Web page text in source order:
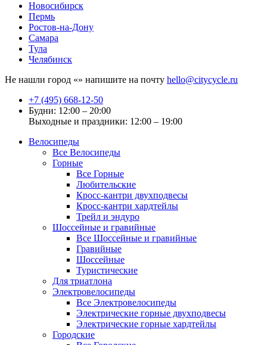
Новосибирск
Пермь
Ростов-на-Дону
Самара
Тула
Челябинск
Не нашли город «» напишите на почту hello@citycycle.ru
+7 (495) 668-12-50
Будни: 12:00 – 20:00
Выходные и праздники: 12:00 – 19:00
Велосипеды
Все Велосипеды
Горные
Все Горные
Любительские
Кросс-кантри двухподвесы
Кросс-кантри хардтейлы
Трейл и эндуро
Шоссейные и гравийные
Все Шоссейные и гравийные
Гравийные
Шоссейные
Туристические
Для триатлона
Электровелосипеды
Все Электровелосипеды
Электрические горные двухподвесы
Электрические горные хардтейлы
Городские